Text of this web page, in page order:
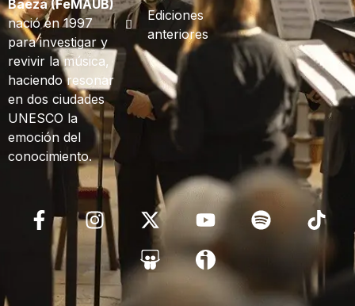
Baeza (FeMAUB)
nació en 1997
para investigar y
revivir la música,
haciendo resonar
en dos ciudades
UNESCO la
emoción del
conocimiento.
Ediciones
anteriores